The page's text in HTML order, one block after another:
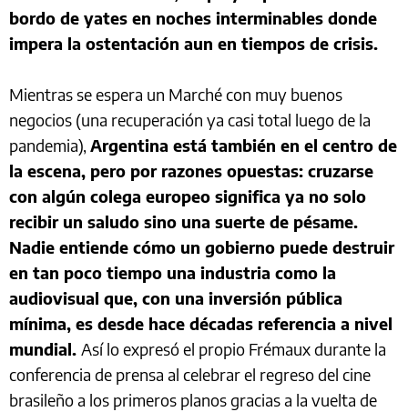
bordo de yates en noches interminables donde
impera la ostentación aun en tiempos de crisis.
Mientras se espera un Marché con muy buenos
negocios (una recuperación ya casi total luego de la
pandemia), Argentina está también en el centro de
la escena, pero por razones opuestas: cruzarse
con algún colega europeo significa ya no solo
recibir un saludo sino una suerte de pésame.
Nadie entiende cómo un gobierno puede destruir
en tan poco tiempo una industria como la
audiovisual que, con una inversión pública
mínima, es desde hace décadas referencia a nivel
mundial. Así lo expresó el propio Frémaux durante la
conferencia de prensa al celebrar el regreso del cine
brasileño a los primeros planos gracias a la vuelta de